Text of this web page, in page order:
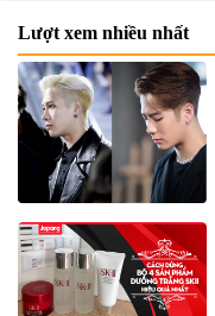
Lượt xem nhiều nhất